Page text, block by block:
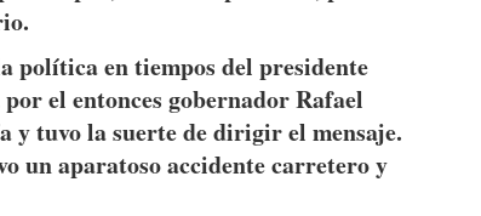
política en tiempos del presidente
el entonces gobernador Rafael
tuvo la suerte de dirigir el mensaje.
un aparatoso accidente carretero y